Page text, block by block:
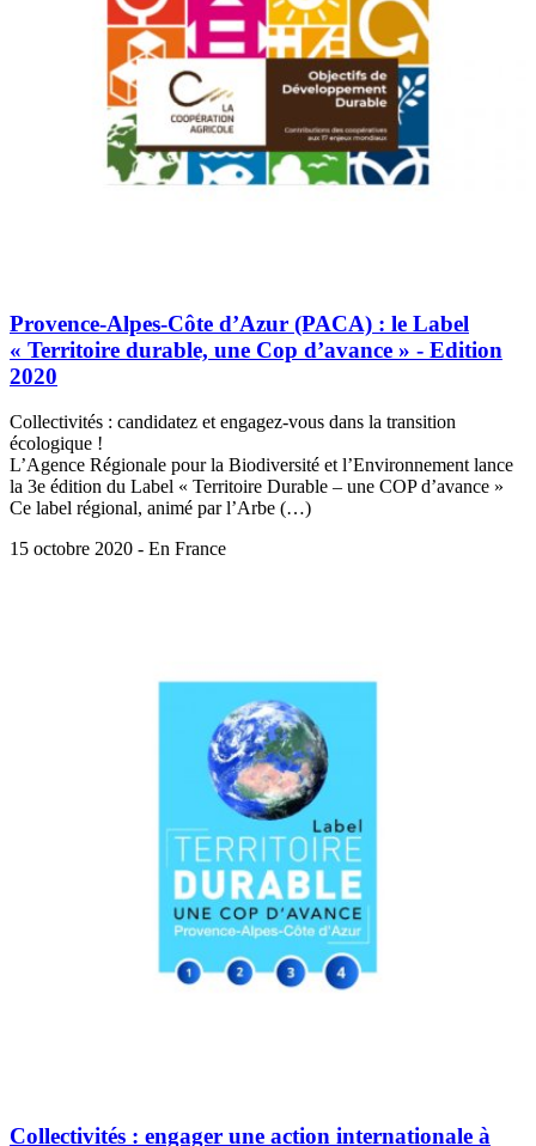
Provence-Alpes-Côte d’Azur (PACA) : le Label
« Territoire durable, une Cop d’avance » - Edition
2020
Collectivités : candidatez et engagez-vous dans la transition
écologique !
L’Agence Régionale pour la Biodiversité et l’Environnement lance
la 3e édition du Label « Territoire Durable – une COP d’avance »
Ce label régional, animé par l’Arbe (…)
15 octobre 2020 - En France
Collectivités : engager une action internationale à